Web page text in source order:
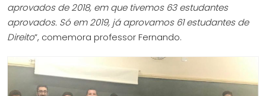
aprovados de 2018, em que tivemos 63 estudantes
aprovados. Só em 2019, já aprovamos 61 estudantes de
Direito”, comemora professor Fernando.